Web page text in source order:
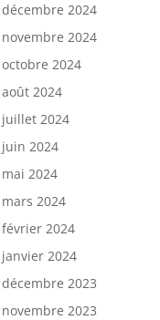
décembre 2024
novembre 2024
octobre 2024
août 2024
juillet 2024
juin 2024
mai 2024
mars 2024
février 2024
janvier 2024
décembre 2023
novembre 2023